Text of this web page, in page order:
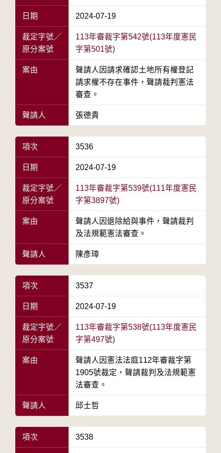
日期 2024-07-19
裁定字號／
原分案號
113年審裁字第542號(113年度憲民
字第501號)
案由
聲請人因請求確認土地所有權登記
請求權不存在事件，聲請裁判憲法
審查。
聲請人 張德貴
項次 3536
日期 2024-07-19
裁定字號／
原分案號
113年審裁字第539號(111年度憲民
字第3897號)
案由
聲請人因退除給與事件，聲請裁判
及法規範憲法審查。
聲請人 陳彥璋
項次 3537
日期 2024-07-19
裁定字號／
原分案號
113年審裁字第538號(113年度憲民
字第497號)
案由
聲請人因憲法法庭112年審裁字第
1905號裁定，聲請裁判及法規範憲
法審查。
聲請人 邱士哲
項次 3538